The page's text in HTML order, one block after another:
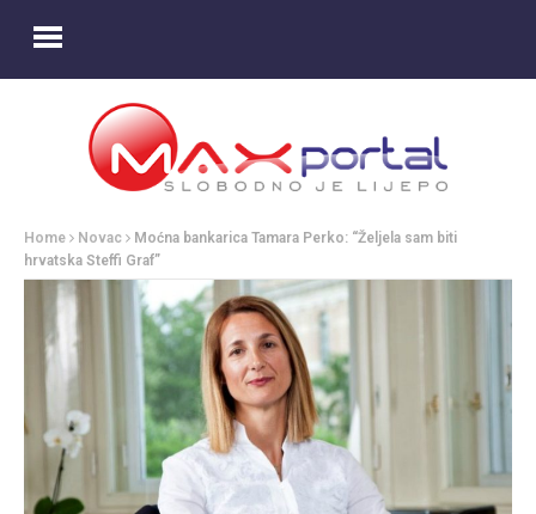
Home Novac
Moćna bankarica Tamara Perko: “Željela sam biti
hrvatska Steffi Graf”